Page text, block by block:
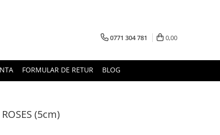
0771 304 781 0,00
FORMULAR DE RETUR BLOG
(5cm)